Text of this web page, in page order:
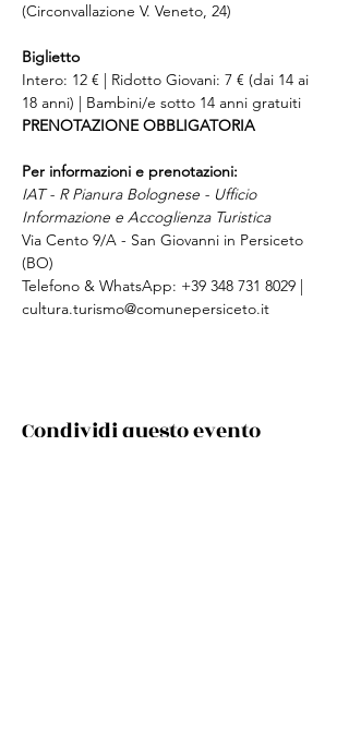
(Circonvallazione V. Veneto, 24)
Biglietto
Intero: 12 € | Ridotto Giovani: 7 € (dai 14 ai
18 anni) | Bambini/e sotto 14 anni gratuiti
PRENOTAZIONE OBBLIGATORIA
Per informazioni e prenotazioni:
IAT - R Pianura Bolognese - Ufficio
Informazione e Accoglienza Turistica
Via Cento 9/A - San Giovanni in Persiceto
(BO)
Telefono & WhatsApp: +39 348 731 8029 |
cultura.turismo@comunepersiceto.it
Condividi questo evento